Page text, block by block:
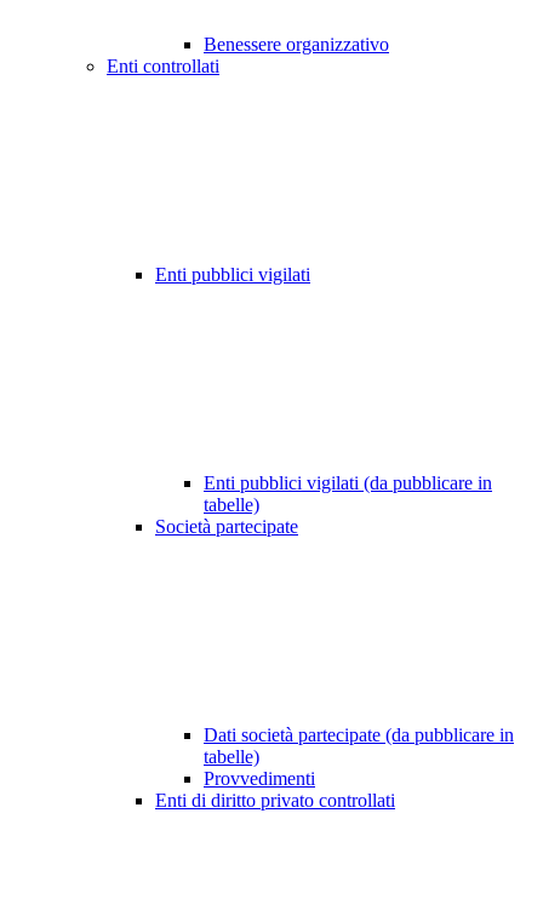
Benessere organizzativo
Enti controllati
Enti pubblici vigilati
Enti pubblici vigilati (da pubblicare in
tabelle)
Società partecipate
Dati società partecipate (da pubblicare in
tabelle)
Provvedimenti
Enti di diritto privato controllati